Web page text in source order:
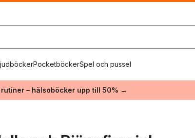
PocketböckerSpel och pussel
– hälsoböcker upp till 50% →